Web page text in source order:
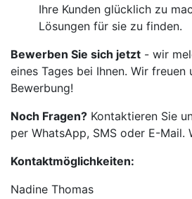
Ihre Kunden glücklich zu
Lösungen für sie zu finden.
Bewerben Sie sich jetzt - wir
eines Tages bei Ihnen. Wir freuen
Bewerbung!
Noch Fragen? Kontaktieren Sie
per WhatsApp, SMS oder E-Mail.
Kontaktmöglichkeiten:
Nadine Thomas